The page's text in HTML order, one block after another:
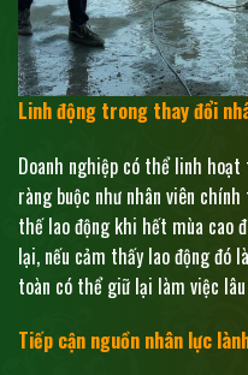
Linh động trong thay đổi
Doanh nghiệp có thể linh
ràng buộc như nhân viên
thế lao động khi hết mùa cao
lại, nếu cảm thấy lao động đó
toàn có thể giữ lại làm việc
Tiếp cận nguồn nhân lực